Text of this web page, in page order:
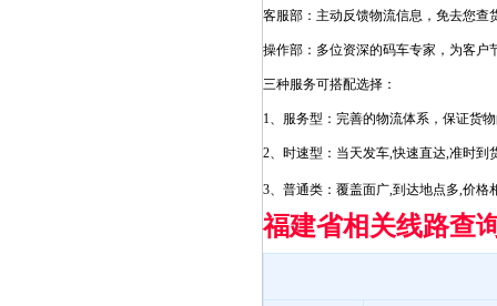
客服部：主动反馈物流信息，免去您查
操作部：多位资深的码车专家，为客户
三种服务可搭配选择：
1、服务型：完善的物流体系，保证货
2、时速型：当天发车,快速直达,准时到
3、普通类：覆盖面广,到达地点多,价格
福建省相关线路查